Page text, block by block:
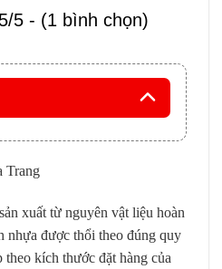
5/5 - (1 bình chọn)
Trang
xuất từ nguyên vật liệu hoàn
nhựa được thổi theo đúng quy
theo kích thước đặt hàng của